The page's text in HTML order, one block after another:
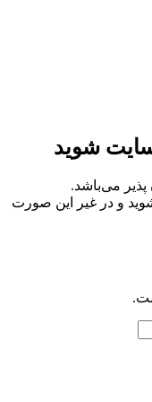
سایت شوید
می‌باشد.
و در غیر این صورت